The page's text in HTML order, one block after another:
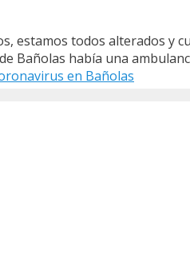
estamos todos alterados y
Bañolas había una
en Bañolas